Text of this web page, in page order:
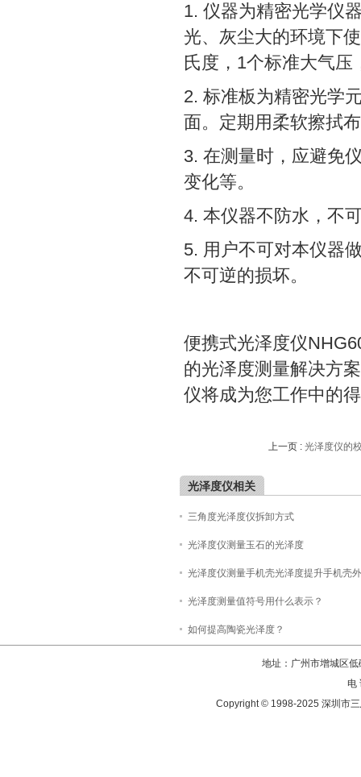
1. 仪器为精密光学仪
光、灰尘大的环境下
氏度，1个标准大气
2. 标准板为精密光学
面。定期用柔软擦拭
3. 在测量时，应避免
变化等。
4. 本仪器不防水，不
5. 用户不可对本仪器
不可逆的损坏。
便携式光泽度仪
的光泽度测量解决方
仪将成为您工作中的
上一页 : 光泽度仪的
光泽度仪相关
三角度光泽度仪拆卸方式
光泽度仪测量玉石的光泽度
光泽度仪测量手机壳光泽度提升手机壳
光泽度测量值符号用什么表示？
如何提高陶瓷光泽度？
地址：广州市增城区
电
Copyright © 1998-2025 深圳市